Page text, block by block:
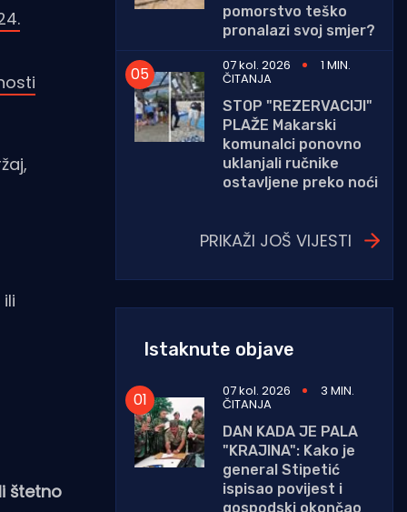
štetno
pomorstvo teško
pronalazi svoj smjer?
07 kol. 2026
1 MIN.
ČITANJA
STOP "REZERVACIJI"
PLAŽE Makarski
komunalci ponovno
uklanjali ručnike
ostavljene preko noći
PRIKAŽI JOŠ VIJESTI
Istaknute objave
07 kol. 2026 3 MIN.
ČITANJA
DAN KADA JE PALA
"KRAJINA": Kako je
general Stipetić
ispisao povijest i
gospodski okončao